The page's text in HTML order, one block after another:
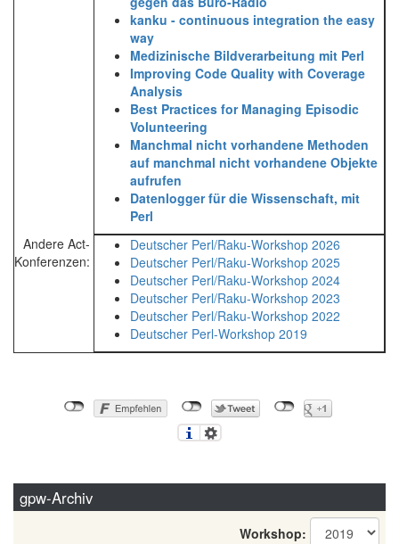
‎kanku - continuous integration the easy
way‎
‎Medizinische Bildverarbeitung mit Perl‎
‎Improving Code Quality with Coverage
Analysis‎
‎Best Practices for Managing Episodic
Volunteering‎
‎Manchmal nicht vorhandene Methoden
auf manchmal nicht vorhandene Objekte
aufrufen‎
‎Datenlogger für die Wissenschaft, mit
Perl‎
Andere Act-
Konferenzen:
Deutscher Perl/Raku-Workshop 2026
Deutscher Perl/Raku-Workshop 2025
Deutscher Perl/Raku-Workshop 2024
Deutscher Perl/Raku-Workshop 2023
Deutscher Perl/Raku-Workshop 2022
Deutscher Perl-Workshop 2019
gpw-Archiv
Workshop: